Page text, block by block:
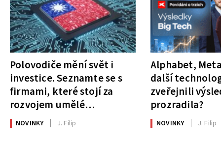
Polovodiče mění svět i
investice. Seznamte se s
firmami, které stojí za
rozvojem umělé
inteligence
NOVINKY J. Filip
Alphabet,
další
zveřejnili
prozradila?
NOVINKY J. Filip